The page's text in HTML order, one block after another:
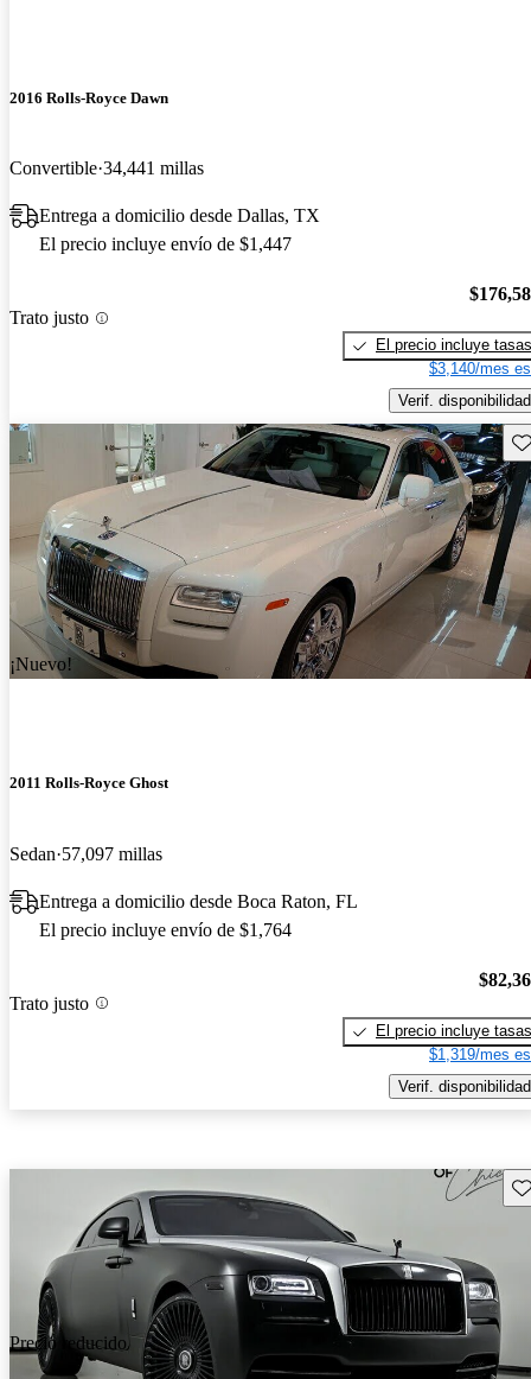
2016 Rolls-Royce Dawn
Convertible 34,441 millas
Entrega a domicilio desde Dallas, TX
El precio incluye envío de $1,447
Trato justo
El precio incluye tasas
$3,140/mes
Verif. disponibilidad
¡Nuevo!
2011 Rolls-Royce Ghost
Sedan 57,097 millas
Entrega a domicilio desde Boca Raton, FL
El precio incluye envío de $1,764
Trato justo
El precio incluye tasas
$1,319/mes
Verif. disponibilidad
Precio reducido